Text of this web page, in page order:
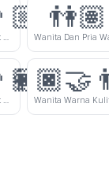
Wanita Warna Kulit Sedang Dan Pria Warna Kulit Cerah-Sedang Bergandengan Tangan
👫🏽
Wanita Warna Kulit Gelap-Sedang Dan Pria Warna Kulit Gelap Bergandengan Tangan